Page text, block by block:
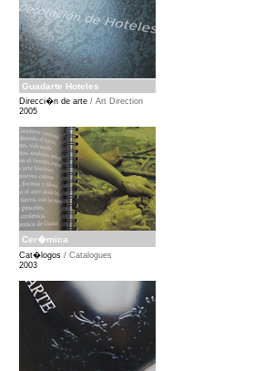
Guadarte Hoteles
Direcci�n de arte / Art Direction
2005
Cer�mica
Cat�logos / Catalogues
2003